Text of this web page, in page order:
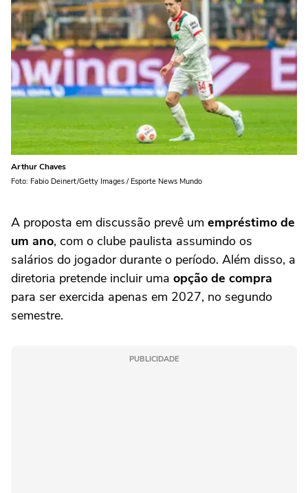
Arthur Chaves
Foto: Fabio Deinert/Getty Images / Esporte News Mundo
A proposta em discussão prevê um empréstimo de
um ano, com o clube paulista assumindo os
salários do jogador durante o período. Além disso, a
diretoria pretende incluir uma opção de compra
para ser exercida apenas em 2027, no segundo
semestre.
PUBLICIDADE